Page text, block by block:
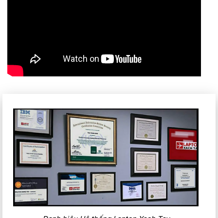
Laptop Dell Latitude 7450 Ultra 2024 :Thiết kế ấn tượng